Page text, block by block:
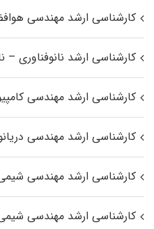
کارشناسی ارشد مهندسی
کارشناسی ارشد نانوفناوری –
کارشناسی ارشد مهندسی
کارشناسی ارشد مهندسی
کارشناسی ارشد مهندسی
کارشناسی ارشد مهندسی